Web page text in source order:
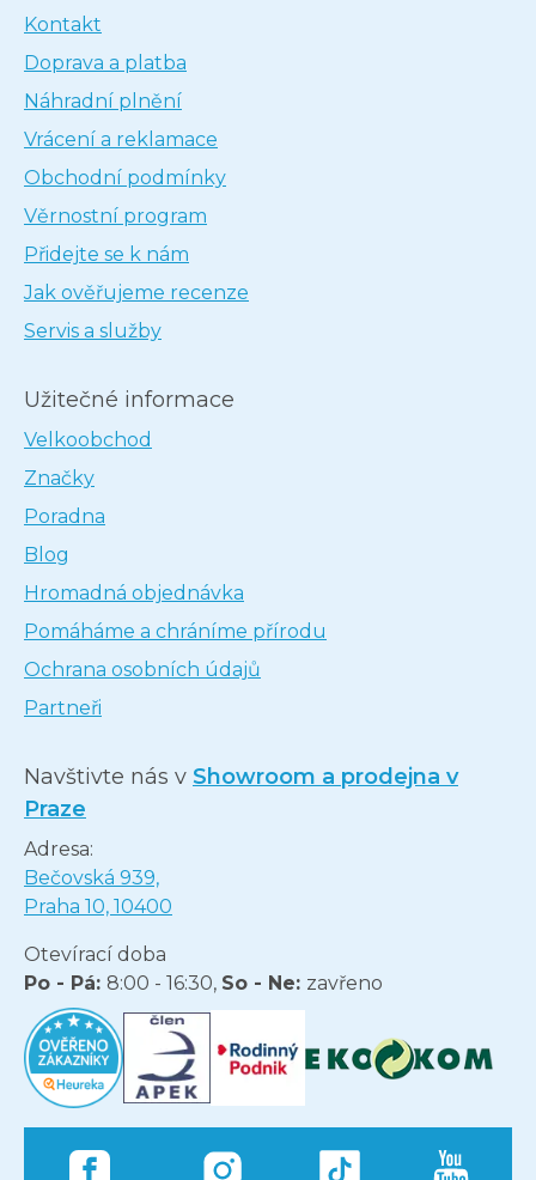
Kontakt
Doprava a platba
Náhradní plnění
Vrácení a reklamace
Obchodní podmínky
Věrnostní program
Přidejte se k nám
Jak ověřujeme recenze
Servis a služby
Užitečné informace
Velkoobchod
Značky
Poradna
Blog
Hromadná objednávka
Pomáháme a chráníme přírodu
Ochrana osobních údajů
Partneři
Navštivte nás v Showroom a prodejna v
Praze
Adresa:
Bečovská 939,
Praha 10, 10400
Otevírací doba
Po - Pá: 8:00 - 16:30, So - Ne: zavřeno